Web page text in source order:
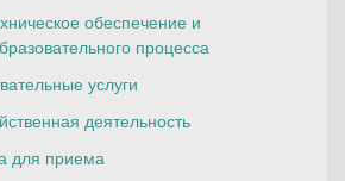
обеспечение и
процесса
услуги
деятельность
для приема